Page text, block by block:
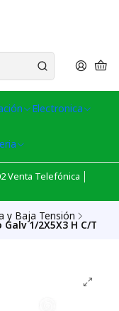
Electronica
Venta Telefónica │
y Baja Tensión
Galv 1/2X5X3 H C/T